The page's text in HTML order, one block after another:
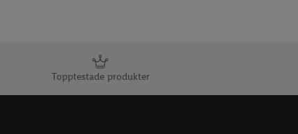
Topptestade produkter